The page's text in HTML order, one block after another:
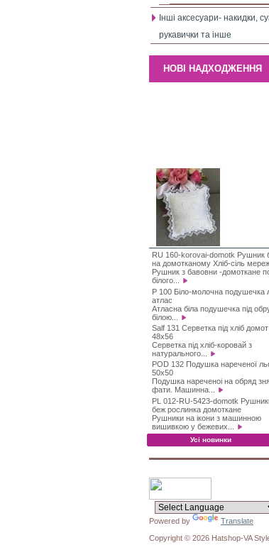
Інші аксесуари- накидки,
рукавички та інше
НОВІ НАДХОДЖЕННЯ
RU 160-korovai-domotk Рушник
на домотканому Хліб-сіль
Рушник з бавовни -домоткане
білого...
P 100 Біло-молочна подушечка
атлас
Атласна біла подушечка під
білою...
Salf 131 Серветка під хліб домот
48х56
Серветка під хліб-коровай з
натурального...
POD 132 Подушка нареченої
50х50
Подушка нареченоі на обряд
фати. Машинна...
PL 012-RU-5423-domotk
беж рослинка домоткане
Рушники на ікони з машинною
вишивкою у бежевих...
Усі новинки
Powered by
Translate
Copyright © 2026 Hatshop-VA